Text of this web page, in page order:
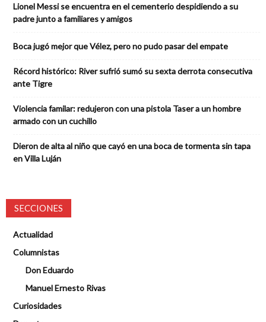
Lionel Messi se encuentra en el cementerio despidiendo a su
padre junto a familiares y amigos
Boca jugó mejor que Vélez, pero no pudo pasar del empate
Récord histórico: River sufrió sumó su sexta derrota consecutiva
ante Tigre
Violencia familar: redujeron con una pistola Taser a un hombre
armado con un cuchillo
Dieron de alta al niño que cayó en una boca de tormenta sin tapa
en Villa Luján
SECCIONES
Actualidad
Columnistas
Don Eduardo
Manuel Ernesto Rivas
Curiosidades